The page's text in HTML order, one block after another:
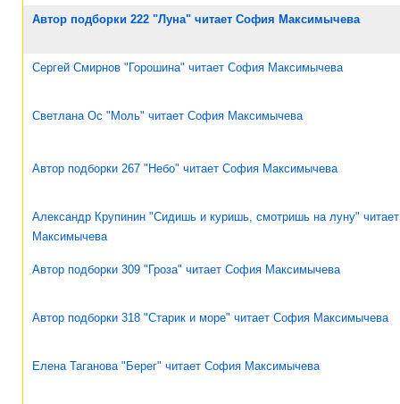
Автор подборки 222 "Луна" читает София Максимычева
Сергей Смирнов "Горошина" читает София Максимычева
Светлана Ос "Моль" читает София Максимычева
Автор подборки 267 "Небо" читает София Максимычева
Александр Крупинин "Сидишь и куришь, смотришь на луну"
Максимычева
Автор подборки 309 "Гроза" читает София Максимычева
Автор подборки 318 "Старик и море" читает София Максимычева
Елена Таганова "Берег" читает София Максимычева